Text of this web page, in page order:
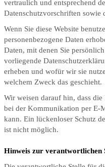
vertraulich und entsprechend
Datenschutzvorschriften sowie
Wenn Sie diese Website
personenbezogene Daten
Daten, mit denen Sie
vorliegende
erheben und wofür wir sie
welchem Zweck das geschieht.
Wir weisen darauf hin, dass
bei der Kommunikation per E-
kann. Ein lückenloser Schutz
ist nicht möglich.
Hinweis zur verantwortlichen